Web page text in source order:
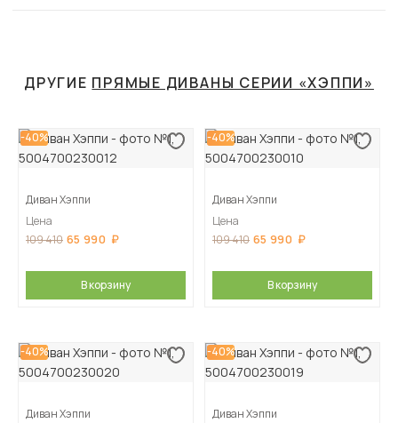
ДРУГИЕ ПРЯМЫЕ ДИВАНЫ СЕРИИ «ХЭППИ»
-40%
Диван Хэппи
Цена
109 410 65 990
В корзину
-40%
Диван Хэппи
Цена
109 410 65 990
В корзину
-40%
Диван Хэппи
-40%
Диван Хэппи